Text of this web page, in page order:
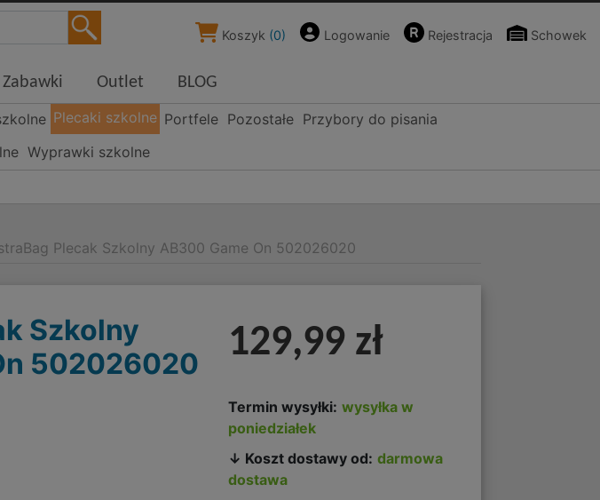
Koszyk (0) Logowanie Rejestracja Schowek
Zabawki Outlet BLOG
Plecaki szkolne Portfele Pozostałe Przybory do pisania
Wyprawki szkolne
Plecak Szkolny AB300 Game On 502026020
Szkolny
502026020
129,99 zł
Termin wysyłki: wysyłka w
poniedziałek
↓ Koszt dostawy od: darmowa
dostawa